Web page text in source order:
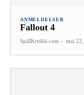
ANMELDELSER
Fallout 4
SpillKritikk.com - mai